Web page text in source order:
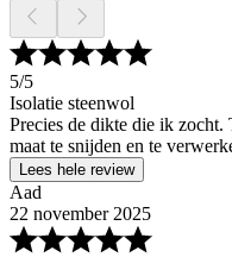
5/5
Isolatie steenwol
Precies de dikte die ik
maat te snijden en te
Lees hele review
Aad
22 november 2025